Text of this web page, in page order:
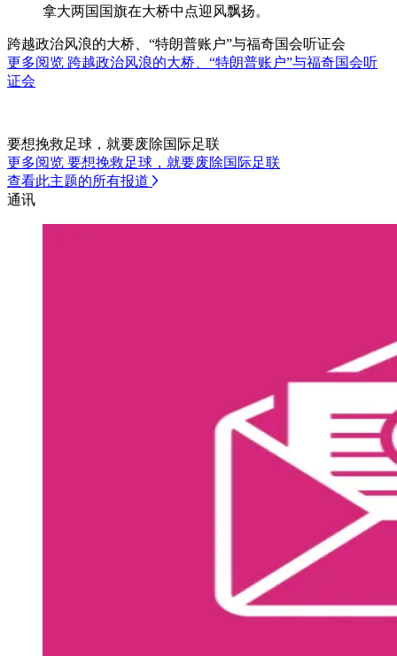
跨越政治风浪的大桥、“特朗普账户”与福奇国会听证会
更多阅览 跨越政治风浪的大桥、“特朗普账户”与福奇国会听
证会
要想挽救足球，就要废除国际足联
更多阅览 要想挽救足球，就要废除国际足联
查看此主题的所有报道
通讯